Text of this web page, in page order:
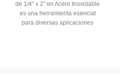
de 1/4" x 2" en Acero Inoxidable
es una herramienta esencial
para diversas aplicaciones